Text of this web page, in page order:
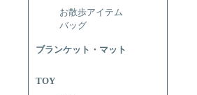
お散歩アイテム
バッグ
ブランケット・マット
TOY